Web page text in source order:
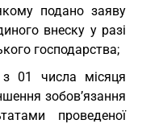
подано заяву
внеску у разі
господарства;
01 числа місяця
зобов’язання
проведеної